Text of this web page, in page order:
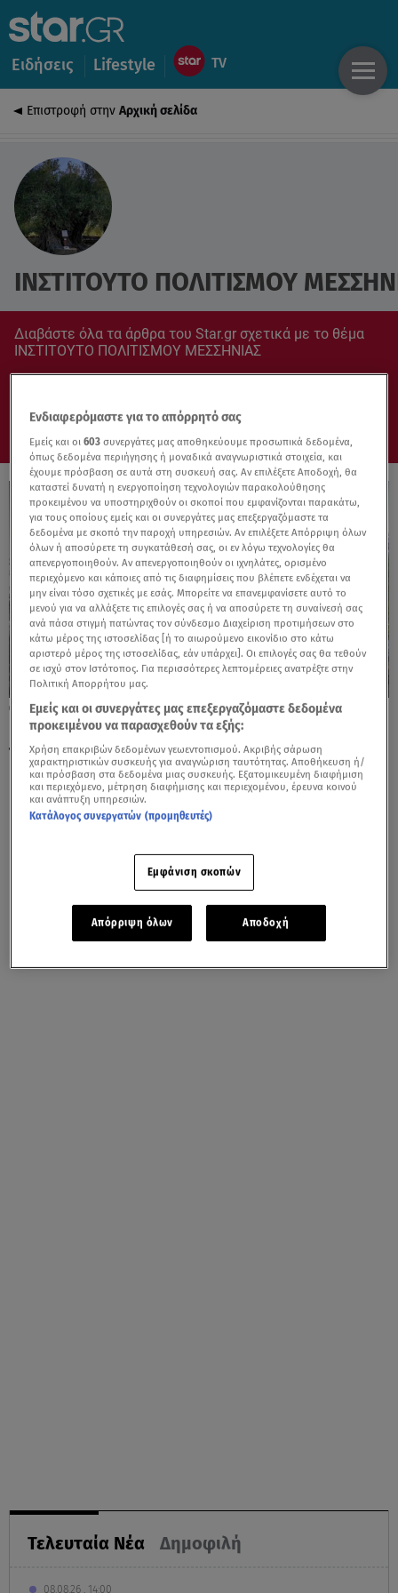
Ειδήσεις Lifestyle
Επιστροφή στην Αρχική σελίδα
ΙΝΣΤΙΤΟΥΤΟ ΠΟΛΙΤΙΣΜΟΥ
Διαβάστε όλα τα άρθρα του Star.gr σχετικά με το θέμα
ΙΝΣΤΙΤΟΥΤΟ ΠΟΛΙΤΙΣΜΟΥ ΜΕΣΣΗΝΙΑΣ
10.10.25, 09:08
Ελιά ετών... 2000! Ο γηραιότερος μάρτυρας
της Επανάστασης στην Πελοπόννησο
Τελευταία Νέα Δημοφιλή
08.08.26 , 14:00
Ενδιαφερόμαστε για το απόρρητό σας
Εμείς και οι603 συνεργάτες μας αποθηκεύουμε προσωπικά δεδομένα,
όπως δεδομένα περιήγησης ή μοναδικά αναγνωριστικά στοιχεία, και
έχουμε πρόσβαση σε αυτά στη συσκευή σας. Αν επιλέξετε Αποδοχή, θα
καταστεί δυνατή η ενεργοποίηση τεχνολογιών παρακολούθησης
προκειμένου να υποστηριχθούν οι σκοποί που εμφανίζονται παρακάτω,
για τους οποίους εμείς και οι συνεργάτες μας επεξεργαζόμαστε τα
δεδομένα με σκοπό την παροχή υπηρεσιών. Αν επιλέξετε Απόρριψη όλων
όλων ή αποσύρετε τη συγκατάθεσή σας, οι εν λόγω τεχνολογίες θα
απενεργοποιηθούν. Αν απενεργοποιηθούν οι ιχνηλάτες, ορισμένο
περιεχόμενο και κάποιες από τις διαφημίσεις που βλέπετε ενδέχεται να
μην είναι τόσο σχετικές με εσάς. Μπορείτε να επανεμφανίσετε αυτό το
μενού για να αλλάξετε τις επιλογές σας ή να αποσύρετε τη συναίνεσή σας
ανά πάσα στιγμή πατώντας τον σύνδεσμο Διαχείριση προτιμήσεων στο
κάτω μέρος της ιστοσελίδας [ή το αιωρούμενο εικονίδιο στο κάτω
αριστερό μέρος της ιστοσελίδας, εάν υπάρχει]. Οι επιλογές σας θα τεθούν
σε ισχύ στον Ιστότοπος. Για περισσότερες λεπτομέρειες ανατρέξτε στην
Πολιτική Απορρήτου μας.
Εμείς και οι συνεργάτες μας επεξεργαζόμαστε δεδομένα
προκειμένου να παρασχεθούν τα εξής:
Χρήση επακριβών δεδομένων γεωεντοπισμού. Ακριβής σάρωση
χαρακτηριστικών συσκευής για αναγνώριση ταυτότητας. Αποθήκευση ή/
και πρόσβαση στα δεδομένα μιας συσκευής. Εξατομικευμένη διαφήμιση
και περιεχόμενο, μέτρηση διαφήμισης και περιεχομένου, έρευνα κοινού
και ανάπτυξη υπηρεσιών.
Κατάλογος συνεργατών (προμηθευτές)
Εμφάνιση σκοπών
Απόρριψη όλων Αποδοχή